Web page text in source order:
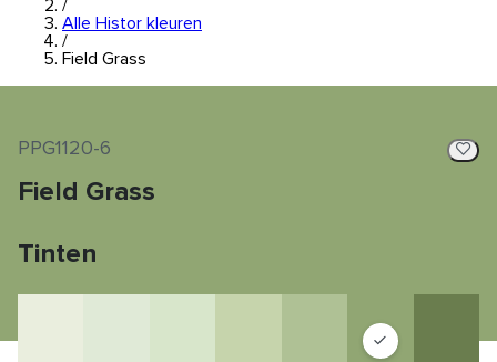
/
Alle Histor kleuren
/
Field Grass
PPG1120-6
Field Grass
Tinten